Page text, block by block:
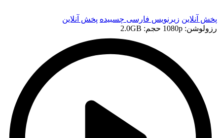
پخش آنلاین زیرنویس فارسی چسبیده پخش آنلاین
رزولوشن: 1080p
حجم: 2.0GB